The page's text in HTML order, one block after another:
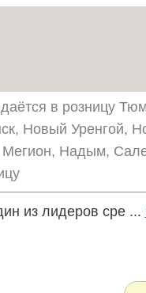
в розницу
Новый Уренгой,
Надым,
из лидеров сре ...